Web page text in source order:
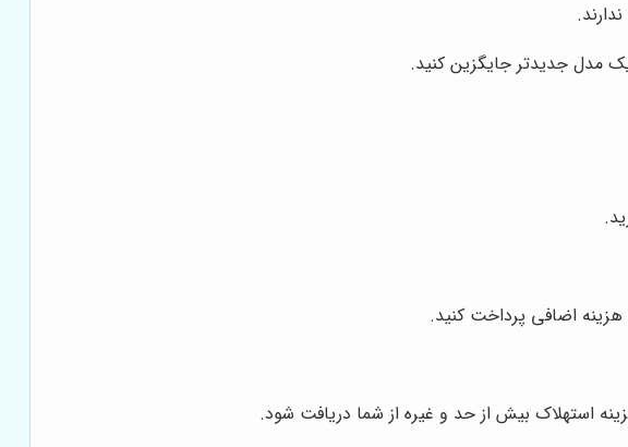
یک مدل جدیدتر جایگزین کنید.
هزینه اضافی پرداخت کنید.
استهلاک بیش از حد و غیره از شما دریافت شود.